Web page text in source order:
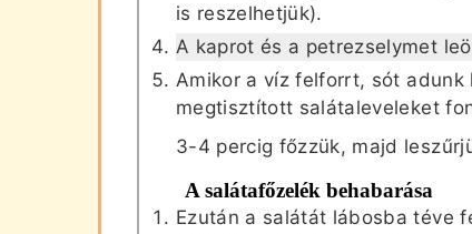
is reszelhetjük).
A kaprot és a petrezselymet
Amikor a víz felforrt, sót
megtisztított salátaleveleket
3-4 percig főzzük, majd
A salátafőzelék behabarása
Ezután a salátát lábosba téve